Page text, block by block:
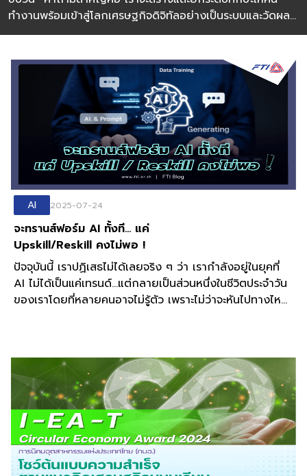
ทำงานพร้อมเข้าสู่โลกเศรษฐกิจดิจิทัลอย่างเป็นระบบและวัดผล
ได้อย่างไร เพื่อให้ครอบคลุมทั้งตำแหน่งงานใหม่ และการ
มาช่วย นั่นเพราะตลาดแรงงานดิจิทัลนั้นเปรียบได้กับสนาม
แข่งขันของแรงงานยุคใหม่ ใครที่มีทักษะดิจิทัลมากกว่าย่อมมี
โอกาสมากกว่า
AI 2025-07-24
จะทรานส์ฟอร์ม AI ทั้งที... แค่
Upskill/Reskill คงไม่พอ !
ปัจจุบันนี้ เราปฏิเสธไม่ได้เลยจริง ๆ ว่า เรากำลังอยู่ในยุคที่
AI ไม่ได้เป็นแค่เทรนด์...แต่กลายเป็นส่วนหนึ่งในชีวิตประจำวัน
ของเราโดยที่หลายคนอาจไม่รู้ตัว เพราะไม่ว่าจะหันไปทางไหน